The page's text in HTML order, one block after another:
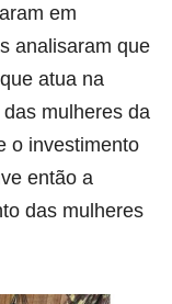
em
analisaram que
atua na
mulheres da
o investimento
então a
das mulheres